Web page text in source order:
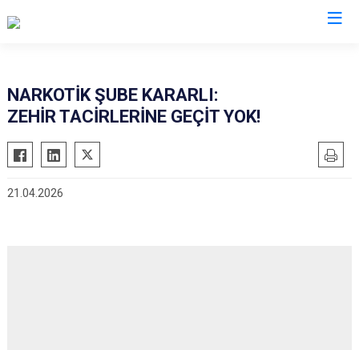
NARKOTİK ŞUBE KARARLI:
ZEHİR TACİRLERİNE GEÇİT YOK!
21.04.2026